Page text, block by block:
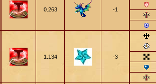
0.263 -1
1.134 -3